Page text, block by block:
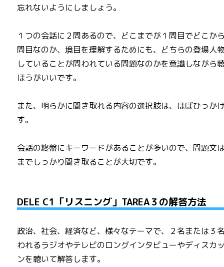
忘れないようにしましょう。
１つの会話に２問あるので、どこまでが１問目でどこか
問目なのか、境目を理解するためにも、どちらの登場人
していることが問われている問題なのかを意識しながら
ほうがいいです。
また、明らかに聞き取れる内容の選択肢は、ほぼひっか
す。
会話の終盤にキーワードがあることが多いので、問題文
までしっかり聞き取ることが大切です。
DELE C1「リスニング」TAREA３の解答方法
政治、社会、経済など、様々なテーマで、２名または３
われるラジオやテレビのロングインタビューやディスカ
ンを聴いて解答します。